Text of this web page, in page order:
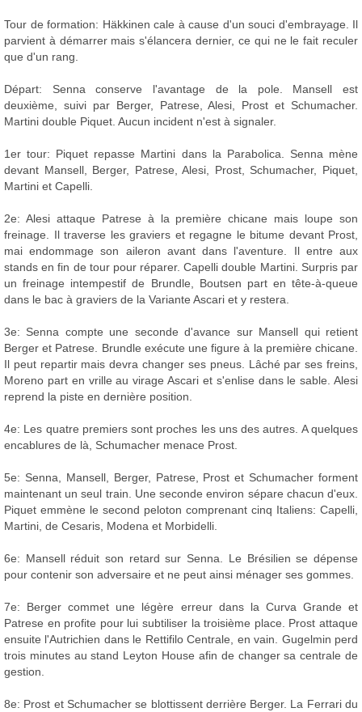
Tour de formation: Häkkinen cale à cause d'un souci d'embrayage. Il
parvient à démarrer mais s'élancera dernier, ce qui ne le fait reculer
que d'un rang.
Départ: Senna conserve l'avantage de la pole. Mansell est
deuxième, suivi par Berger, Patrese, Alesi, Prost et Schumacher.
Martini double Piquet. Aucun incident n'est à signaler.
1er tour: Piquet repasse Martini dans la Parabolica. Senna mène
devant Mansell, Berger, Patrese, Alesi, Prost, Schumacher, Piquet,
Martini et Capelli.
2e: Alesi attaque Patrese à la première chicane mais loupe son
freinage. Il traverse les graviers et regagne le bitume devant Prost,
mai endommage son aileron avant dans l'aventure. Il entre aux
stands en fin de tour pour réparer. Capelli double Martini. Surpris par
un freinage intempestif de Brundle, Boutsen part en tête-à-queue
dans le bac à graviers de la Variante Ascari et y restera.
3e: Senna compte une seconde d'avance sur Mansell qui retient
Berger et Patrese. Brundle exécute une figure à la première chicane.
Il peut repartir mais devra changer ses pneus. Lâché par ses freins,
Moreno part en vrille au virage Ascari et s'enlise dans le sable. Alesi
reprend la piste en dernière position.
4e: Les quatre premiers sont proches les uns des autres. A quelques
encablures de là, Schumacher menace Prost.
5e: Senna, Mansell, Berger, Patrese, Prost et Schumacher forment
maintenant un seul train. Une seconde environ sépare chacun d'eux.
Piquet emmène le second peloton comprenant cinq Italiens: Capelli,
Martini, de Cesaris, Modena et Morbidelli.
6e: Mansell réduit son retard sur Senna. Le Brésilien se dépense
pour contenir son adversaire et ne peut ainsi ménager ses gommes.
7e: Berger commet une légère erreur dans la Curva Grande et
Patrese en profite pour lui subtiliser la troisième place. Prost attaque
ensuite l'Autrichien dans le Rettifilo Centrale, en vain. Gugelmin perd
trois minutes au stand Leyton House afin de changer sa centrale de
gestion.
8e: Prost et Schumacher se blottissent derrière Berger. La Ferrari du